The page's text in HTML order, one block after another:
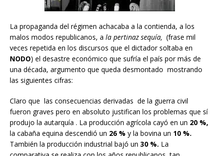
La propaganda del régimen achacaba a la contienda, a los
malos modos republicanos, a la pertinaz sequía, (frase mil
veces repetida en los discursos que el dictador soltaba en
NODO) el desastre económico que sufría el país por más de
una década, argumento que queda desmontado mostrando
las siguientes cifras:
Claro que las consecuencias derivadas de la guerra civil
fueron graves pero en absoluto justifican los problemas que sí
produjo la autarquía . La producción agrícola cayó en un 20 %,
la cabaña equina descendió un 26 % y la bovina un 10 %.
También la producción industrial bajó un 30 %. La